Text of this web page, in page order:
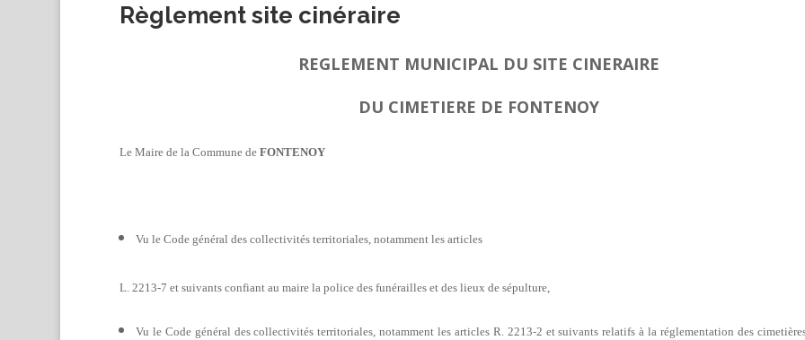
Règlement site cinéraire
REGLEMENT MUNICIPAL DU SITE CINERAIRE
DU CIMETIERE DE FONTENOY
Le Maire de la Commune deFONTENOY
Vu le Code général des collectivités territoriales, notamment les articles
L. 2213-7 et suivants confiant au maire la police des funérailles et des lieux de sépulture,
Vu le Code général des collectivités territoriales, notamment les articles R. 2213-2 et suivants relatifs à la réglementation des